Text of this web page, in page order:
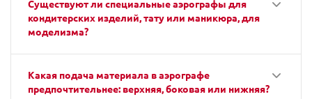
Существуют ли специальные аэрографы для
кондитерских изделий, тату или маникюра, для
моделизма?
Какая подача материала в аэрографе
предпочтительнее: верхняя, боковая или нижняя?